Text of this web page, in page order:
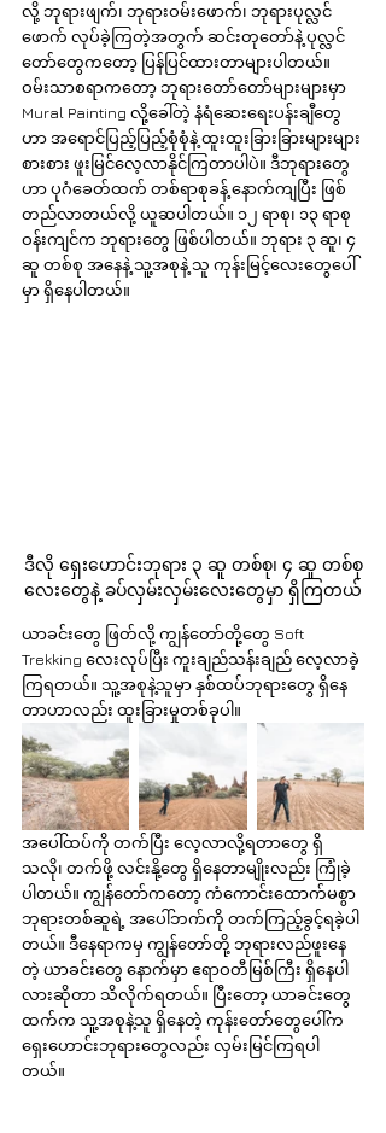
လို့ ဘုရားဖျက်၊ ဘုရားဝမ်းဖောက်၊ ဘုရားပုလ္လင်
ဖောက် လုပ်ခဲ့ကြတဲ့အတွက် ဆင်းတုတော်နဲ့ ပုလ္လင်
တော်တွေကတော့ ပြန်ပြင်ထားတာများပါတယ်။
ဝမ်းသာစရာကတော့ ဘုရားတော်တော်များများမှာ
Mural Painting လို့ခေါ်တဲ့ နံရံဆေးရေးပန်းချီတွေ
ဟာ အရောင်ပြည့်ပြည့်စုံစုံနဲ့ ထူးထူးခြားခြားများများ
စားစား ဖူးမြင်လေ့လာနိုင်ကြတာပါပဲ။ ဒီဘုရားတွေ
ဟာ ပုဂံခေတ်ထက် တစ်ရာစုခန့် နောက်ကျပြီး ဖြစ်
တည်လာတယ်လို့ ယူဆပါတယ်။ ၁၂ ရာစု၊ ၁၃ ရာစု
ဝန်းကျင်က ဘုရားတွေ ဖြစ်ပါတယ်။ ဘုရား ၃ ဆူ၊ ၄
ဆူ တစ်စု အနေနဲ့ သူ့အစုနဲ့ သူ ကုန်းမြင့်လေးတွေပေါ်
မှာ ရှိနေပါတယ်။
ဒီလို ရှေးဟောင်းဘုရား ၃ ဆူ တစ်စု၊ ၄ ဆူ တစ်စု
လေးတွေနဲ့ ခပ်လှမ်းလှမ်းလေးတွေမှာ ရှိကြတယ်
ယာခင်းတွေ ဖြတ်လို့ ကျွန်တော်တို့တွေ Soft
Trekking လေးလုပ်ပြီး ကူးချည်သန်းချည် လေ့လာခဲ့
ကြရတယ်။ သူ့အစုနဲ့သူမှာ နှစ်ထပ်ဘုရားတွေ ရှိနေ
တာဟာလည်း ထူးခြားမှုတစ်ခုပါ။
အပေါ်ထပ်ကို တက်ပြီး လေ့လာလို့ရတာတွေ ရှိ
သလို၊ တက်ဖို့ လင်းနို့တွေ ရှိနေတာမျိုးလည်း ကြုံခဲ့
ပါတယ်။ ကျွန်တော်ကတော့ ကံကောင်းထောက်မစွာ
ဘုရားတစ်ဆူရဲ့ အပေါ်ဘက်ကို တက်ကြည့်ခွင့်ရခဲ့ပါ
တယ်။ ဒီနေရာကမှ ကျွန်တော်တို့ ဘုရားလည်ဖူးနေ
တဲ့ ယာခင်းတွေ နောက်မှာ ဧရာဝတီမြစ်ကြီး ရှိနေပါ
လားဆိုတာ သိလိုက်ရတယ်။ ပြီးတော့ ယာခင်းတွေ
ထက်က သူ့အစုနဲ့သူ ရှိနေတဲ့ ကုန်းတော်တွေပေါ်က
ရှေးဟောင်းဘုရားတွေလည်း လှမ်းမြင်ကြရပါ
တယ်။